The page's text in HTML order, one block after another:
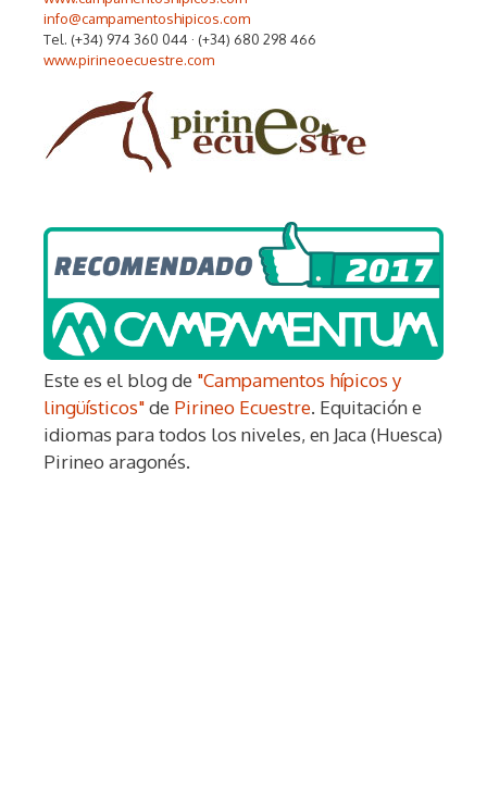
info@campamentoshipicos.com
Tel. (+34) 974 360 044 · (+34) 680 298 466
www.pirineoecuestre.com
Este es el blog de "Campamentos hípicos y
lingüísticos"de Pirineo Ecuestre. Equitación e
idiomas para todos los niveles, en Jaca (Huesca)
Pirineo aragonés.